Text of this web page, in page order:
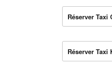
Réserver Taxi
Réserver Taxi